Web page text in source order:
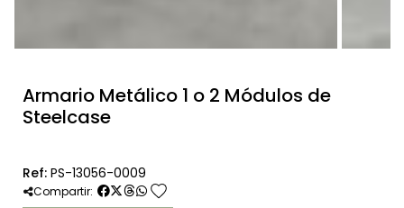
Armario Metálico 1 o 2 Módulos de
Steelcase
Ref: PS-13056-0009
Compartir: favorite